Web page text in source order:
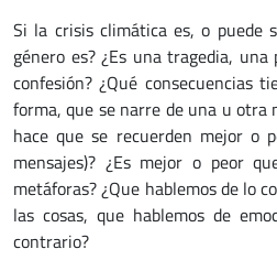
Si la crisis climática es, o puede
género es? ¿Es una tragedia,
confesión? ¿Qué consecuencias
forma, que se narre de una u otra
hace que se recuerden mejor o
mensajes)? ¿Es mejor o peor
metáforas? ¿Que hablemos de lo
las cosas, que hablemos de
contrario?